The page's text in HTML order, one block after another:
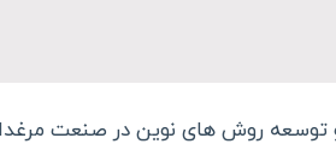
روش های نوین در صنعت